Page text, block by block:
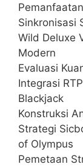
Sinkronisasi
Wild Deluxe
Modern
Evaluasi
Integrasi
Blackjack
Konstruksi
Strategi
of Olympus
Pemetaan